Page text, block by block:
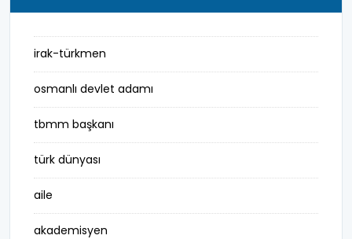
irak-türkmen
osmanlı devlet adamı
tbmm başkanı
türk dünyası
aile
akademisyen